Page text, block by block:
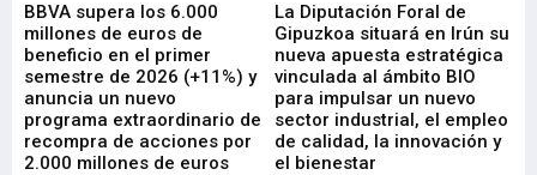
BBVA supera los 6.000
millones de euros de
beneficio en el primer
semestre de 2026 (+11%) y
anuncia un nuevo
programa extraordinario de
recompra de acciones por
2.000 millones de euros
La Diputación Foral de
Gipuzkoa situará en Irún su
nueva apuesta estratégica
vinculada al ámbito BIO
para impulsar un nuevo
sector industrial, el empleo
de calidad, la innovación y
el bienestar